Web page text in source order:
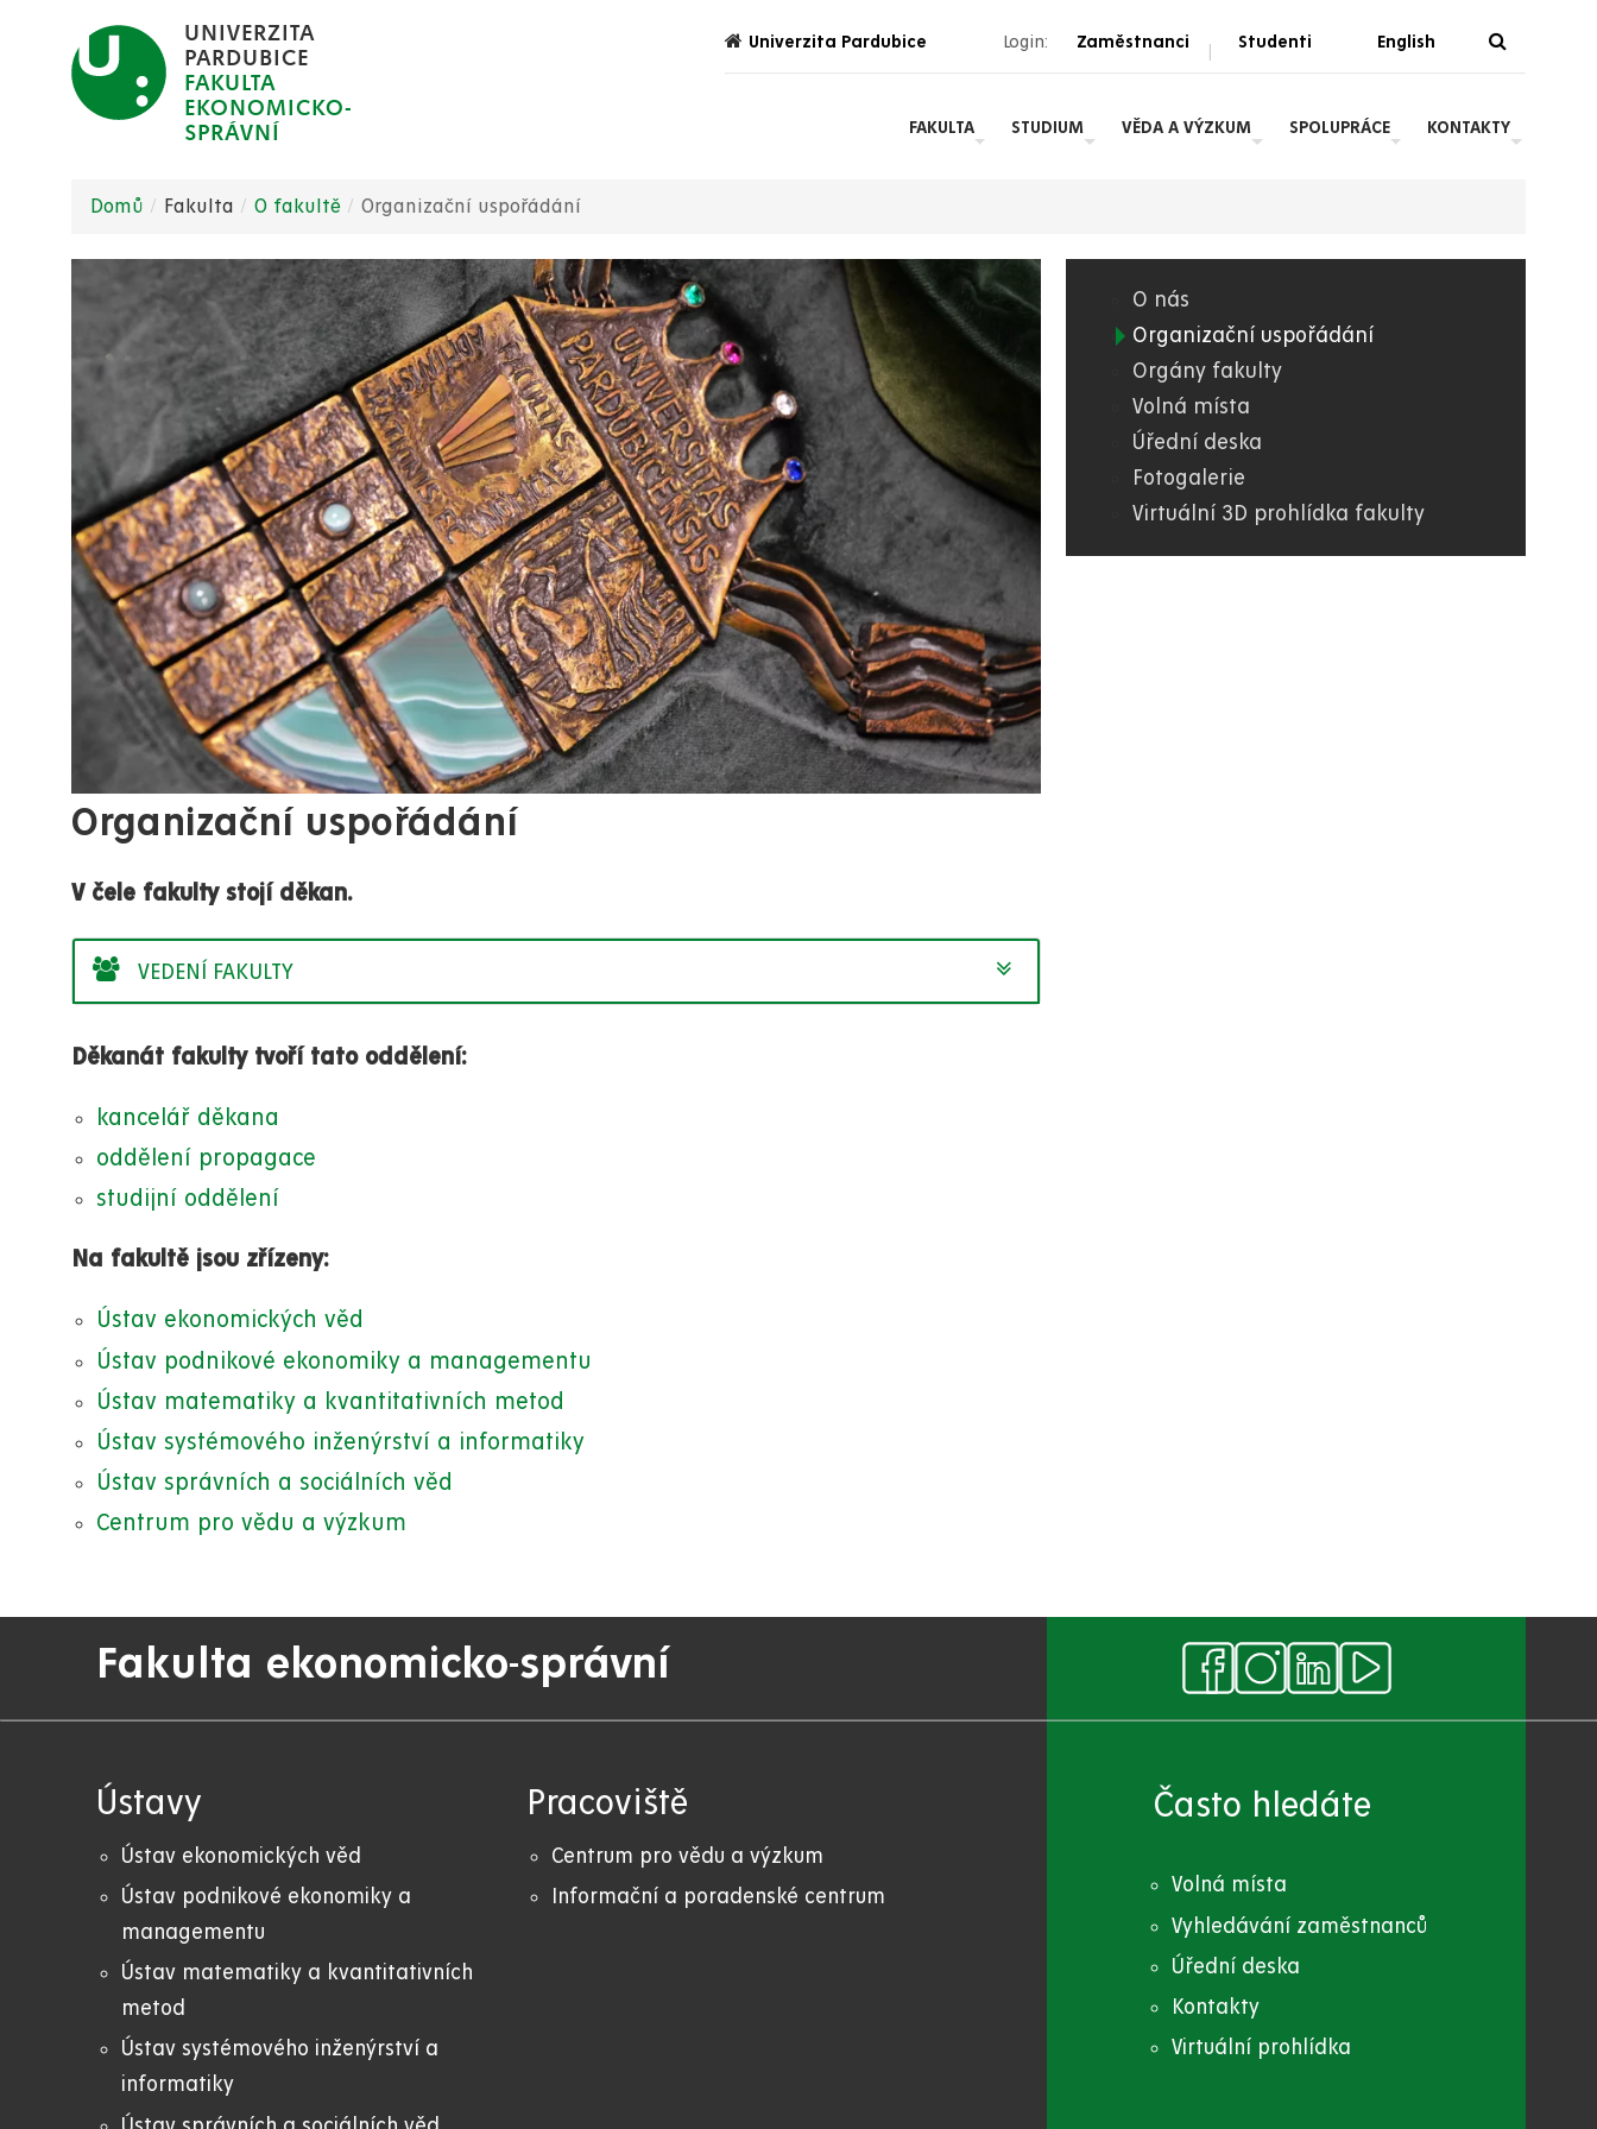
hlavnímu
UNIVERZITA
PARDUBICE
FAKULTA
EKONOMICKO-
SPRÁVNÍ
Univerzita Pardubice Login: Zaměstnanci | Studenti English
FAKULTA STUDIUM VĚDA A VÝZKUM SPOLUPRÁCE KONTAKTY
navigace
Domů Fakulta O fakultě Organizační uspořádání
Organizační uspořádání
V čele fakulty stojí děkan.
VEDENÍ FAKULTY
Děkanát fakulty tvoří tato oddělení:
kancelář děkana
oddělení propagace
studijní oddělení
Na fakultě jsou zřízeny:
Ústav ekonomických věd
Ústav podnikové ekonomiky a managementu
Ústav matematiky a kvantitativních metod
Ústav systémového inženýrství a informatiky
Ústav správních a sociálních věd
Centrum pro vědu a výzkum
03.
FES
O nás
Organizační uspořádání
Orgány fakulty
Volná místa
Úřední deska
Fotogalerie
Virtuální 3D prohlídka fakulty
Fakulta ekonomicko-správní
Ústavy
Ústav ekonomických věd
Ústav podnikové ekonomiky a
managementu
Ústav matematiky a kvantitativních
metod
Ústav systémového inženýrství a
informatiky
Pracoviště
Centrum pro vědu a výzkum
Informační a poradenské centrum
Často hledáte
Volná místa
Vyhledávání zaměstnanců
Úřední deska
Kontakty
Virtuální prohlídka